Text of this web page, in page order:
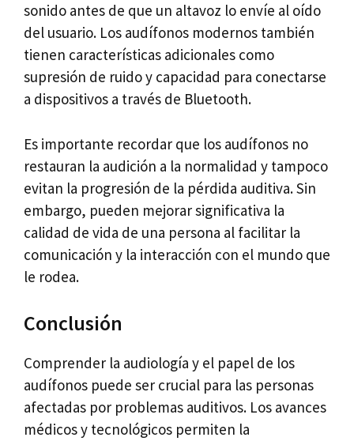
sonido antes de que un altavoz lo envíe al oído
del usuario. Los audífonos modernos también
tienen características adicionales como
supresión de ruido y capacidad para conectarse
a dispositivos a través de Bluetooth.
Es importante recordar que los audífonos no
restauran la audición a la normalidad y tampoco
evitan la progresión de la pérdida auditiva. Sin
embargo, pueden mejorar significativa la
calidad de vida de una persona al facilitar la
comunicación y la interacción con el mundo que
le rodea.
Conclusión
Comprender la audiología y el papel de los
audífonos puede ser crucial para las personas
afectadas por problemas auditivos. Los avances
médicos y tecnológicos permiten la